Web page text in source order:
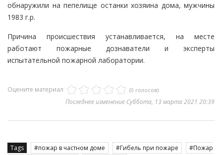
обнаружили на пепелище останки хозяина дома, мужчины
1983 г.р.
Причина происшествия устанавливается, на месте
работают пожарные дознаватели и эксперты
испытательной пожарной лаборатории.
Оцените материал (0 голосов)
Последнее изменение Суббота, 13 марта 2021 20:39
Tags пожар в частном доме Гибель при пожаре
Пожар